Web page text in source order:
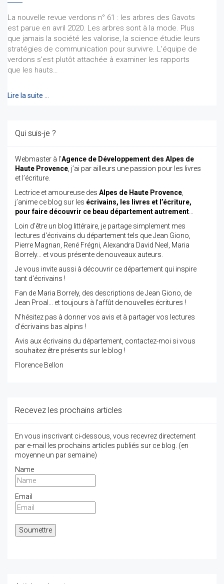
La nouvelle revue verdons n° 61 : les arbres des Gavots
est parue en avril 2020. Les arbres sont à la mode. Plus
que jamais la société les valorise, la science étudie leurs
stratégies de communication pour survivre. L'équipe de
verdons s'est plutôt attachée à examiner les rapports
que les hauts…
Lire la suite …
Qui suis-je ?
Webmaster à l’Agence de Développement des Alpes de
Haute Provence , j’ai par ailleurs une passion pour les livres
et l’écriture.
Lectrice et amoureuse des Alpes de Haute Provence
j’anime ce blog sur les écrivains, les livres et l’écriture,
pour faire découvrir ce beau département autrement
Loin d'être un blog littéraire, je partage simplement mes
lectures d'écrivains du département tels que Jean Giono,
Pierre Magnan, René Frégni, Alexandra David Neel, Maria
Borrely... et vous présente de nouveaux auteurs.
Je vous invite aussi à découvrir ce département qui inspire
tant d'écrivains !
Fan de Maria Borrely, des descriptions de Jean Giono, de
Jean Proal... et toujours à l'affût de nouvelles écritures !
N'hésitez pas à donner vos avis et à partager vos lectures
d'écrivains bas alpins !
Avis aux écrivains du département, contactez-moi si vous
souhaitez être présents sur le blog !
Florence Bellon
Recevez les prochains articles
En vous inscrivant ci-dessous, vous recevrez directement
par e-mail les prochains articles publiés sur ce blog. (en
moyenne un par semaine)
Name
Email